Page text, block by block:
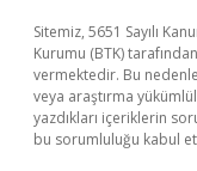
Sitemiz, 5651 Sayılı
Kurumu (BTK)
vermektedir. Bu
veya araştırma
yazdıkları içeriklerin
bu sorumluluğu kabul